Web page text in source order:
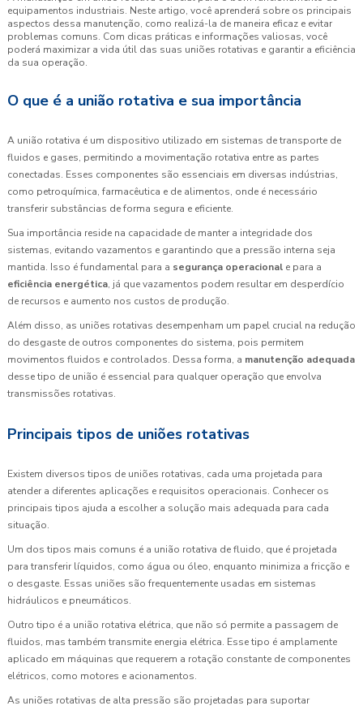
equipamentos industriais. Neste artigo, você aprenderá sobre os principais
aspectos dessa manutenção, como realizá-la de maneira eficaz e evitar
problemas comuns. Com dicas práticas e informações valiosas, você
poderá maximizar a vida útil das suas uniões rotativas e garantir a eficiência
da sua operação.
O que é a união rotativa e sua importância
A união rotativa é um dispositivo utilizado em sistemas de transporte de
fluidos e gases, permitindo a movimentação rotativa entre as partes
conectadas. Esses componentes são essenciais em diversas indústrias,
como petroquímica, farmacêutica e de alimentos, onde é necessário
transferir substâncias de forma segura e eficiente.
Sua importância reside na capacidade de manter a integridade dos
sistemas, evitando vazamentos e garantindo que a pressão interna seja
mantida. Isso é fundamental para a segurança operacional e para a
eficiência energética, já que vazamentos podem resultar em desperdício
de recursos e aumento nos custos de produção.
Além disso, as uniões rotativas desempenham um papel crucial na redução
do desgaste de outros componentes do sistema, pois permitem
movimentos fluidos e controlados. Dessa forma, a manutenção adequada
desse tipo de união é essencial para qualquer operação que envolva
transmissões rotativas.
Principais tipos de uniões rotativas
Existem diversos tipos de uniões rotativas, cada uma projetada para
atender a diferentes aplicações e requisitos operacionais. Conhecer os
principais tipos ajuda a escolher a solução mais adequada para cada
situação.
Um dos tipos mais comuns é a união rotativa de fluido, que é projetada
para transferir líquidos, como água ou óleo, enquanto minimiza a fricção e
o desgaste. Essas uniões são frequentemente usadas em sistemas
hidráulicos e pneumáticos.
Outro tipo é a união rotativa elétrica, que não só permite a passagem de
fluidos, mas também transmite energia elétrica. Esse tipo é amplamente
aplicado em máquinas que requerem a rotação constante de componentes
elétricos, como motores e acionamentos.
As uniões rotativas de alta pressão são projetadas para suportar